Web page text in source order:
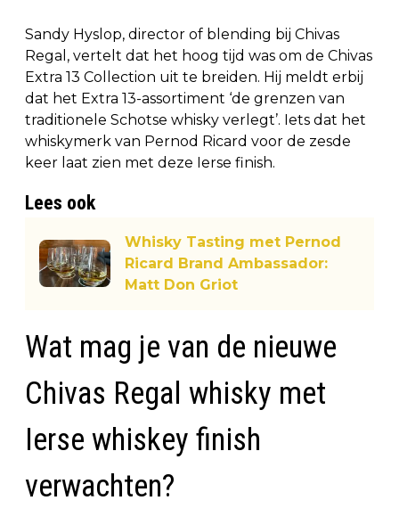
Sandy Hyslop, director of blending bij Chivas
Regal, vertelt dat het hoog tijd was om de Chivas
Extra 13 Collection uit te breiden. Hij meldt erbij
dat het Extra 13-assortiment ‘de grenzen van
traditionele Schotse whisky verlegt’. Iets dat het
whiskymerk van Pernod Ricard voor de zesde
keer laat zien met deze Ierse finish.
Lees ook
Whisky Tasting met Pernod
Ricard Brand Ambassador:
Matt Don Griot
Wat mag je van de nieuwe
Chivas Regal whisky met
Ierse whiskey finish
verwachten?